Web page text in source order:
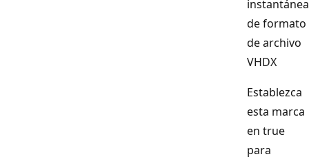
instantánea
de formato
de archivo
VHDX
Establezca
esta marca
en true
para